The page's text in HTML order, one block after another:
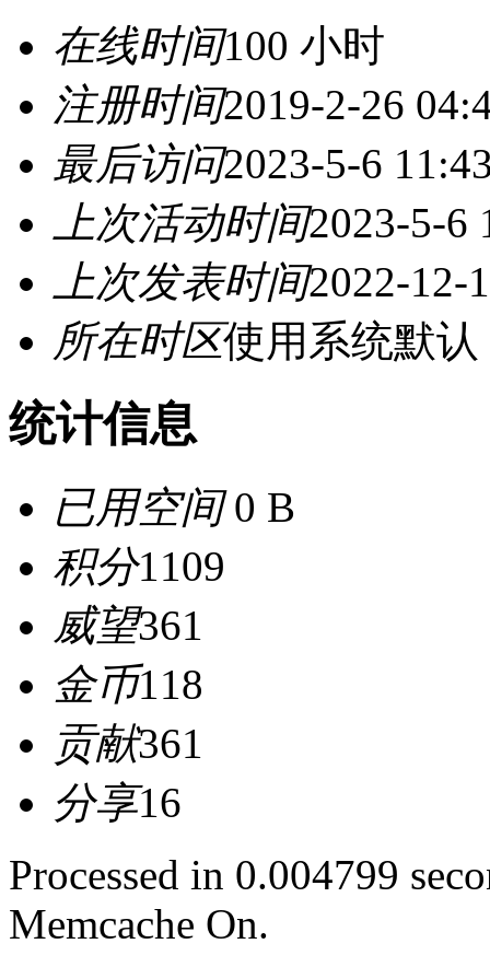
在线时间100 小时
注册时间2019-2-26
最后访问2023-5-6
上次活动时间2023-5-6
上次发表时间2022-12-
所在时区使用系统默认
统计信息
已用空间0 B
积分1109
威望361
金币118
贡献361
分享16
Processed in 0.004799
Memcache On.